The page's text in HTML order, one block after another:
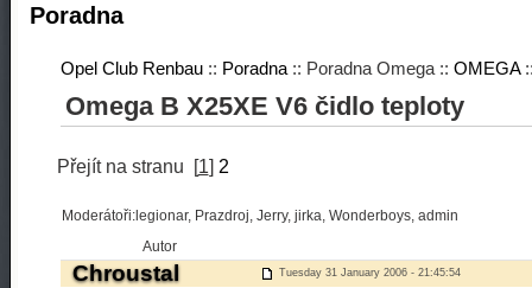
Poradna
Opel Club Renbau :: Poradna :: Poradna Omega :: OMEGA
Omega B X25XE V6 čidlo teploty
Přejít na stranu [1] 2
Moderátoři:legionar, Prazdroj, Jerry, jirka, Wonderboys, admin
Autor
Chroustal Tuesday 31 January 2006 - 21:45:54